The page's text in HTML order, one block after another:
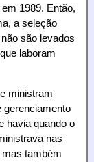
1989. Então,
a seleção
são levados
laboram
ministram
gerenciamento
havia quando o
nas
também